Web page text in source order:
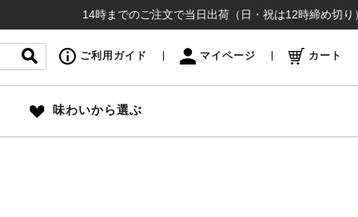
14時までのご注文で当日出荷（日・祝は12時締め切り）
ご利用ガイド マイページ カート
味わいから選ぶ